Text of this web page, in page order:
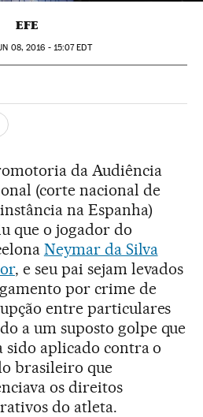
EFE
08, 2016 - 15:07EDT
Sociales
da Audiência
(corte nacional de
na Espanha)
que o jogador do
Neymar da Silva
, e seu pai sejam levados
por crime de
entre particulares
a um suposto golpe que
sido aplicado contra o
brasileiro que
os direitos
do atleta.